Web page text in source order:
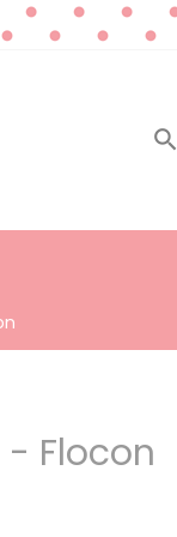

Flocon